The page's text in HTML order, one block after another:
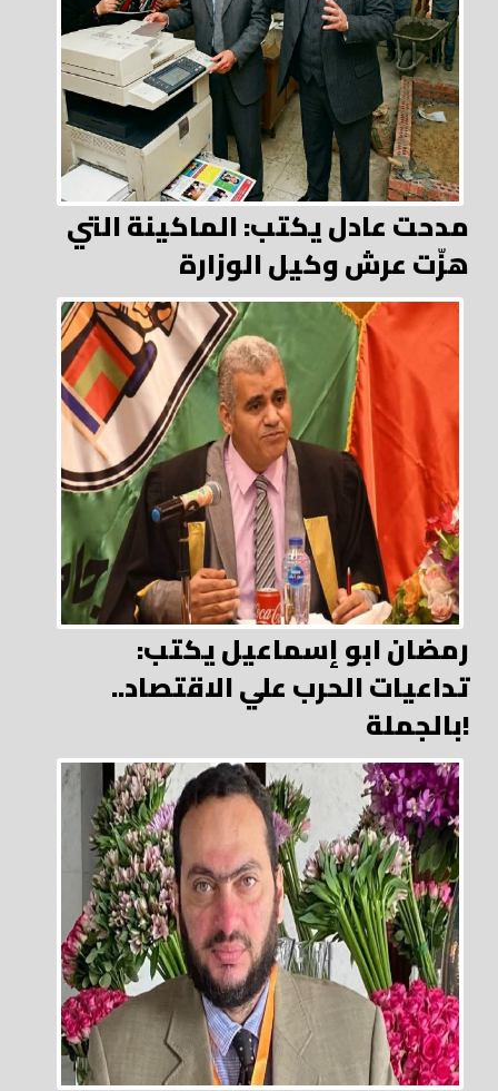
مدحت عادل يكتب: الماكينة التي
هزّت عرش وكيل الوزارة
رمضان ابو إسماعيل يكتب:
تداعيات الحرب علي الاقتصاد..
بالجملة!